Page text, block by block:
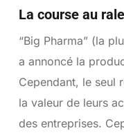
La course au
“Big Pharma” (la
a annoncé la
Cependant, le seul
la valeur de leurs
des entreprises.